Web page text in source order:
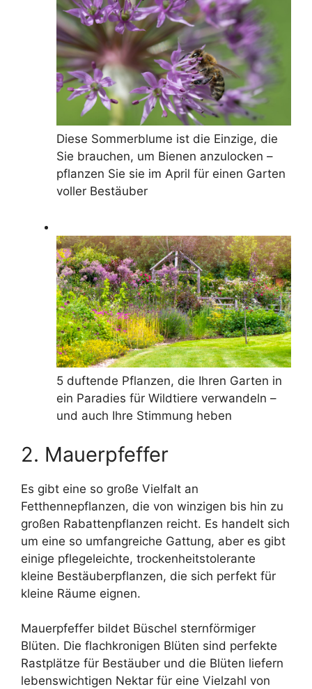
Diese Sommerblume ist die Einzige, die
Sie brauchen, um Bienen anzulocken –
pflanzen Sie sie im April für einen Garten
voller Bestäuber
5 duftende Pflanzen, die Ihren Garten in
ein Paradies für Wildtiere verwandeln –
und auch Ihre Stimmung heben
2. Mauerpfeffer
Es gibt eine so große Vielfalt an
Fetthennepflanzen, die von winzigen bis hin zu
großen Rabattenpflanzen reicht. Es handelt sich
um eine so umfangreiche Gattung, aber es gibt
einige pflegeleichte, trockenheitstolerante
kleine Bestäuberpflanzen, die sich perfekt für
kleine Räume eignen.
Mauerpfeffer bildet Büschel sternförmiger
Blüten. Die flachkronigen Blüten sind perfekte
Rastplätze für Bestäuber und die Blüten liefern
lebenswichtigen Nektar für eine Vielzahl von